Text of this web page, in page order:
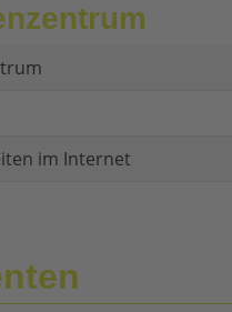
im Internet